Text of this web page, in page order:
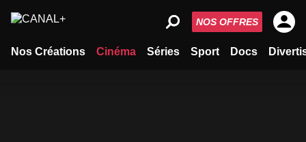
Nos Créations Cinéma Séries Sport Docs
NOS OFFRES